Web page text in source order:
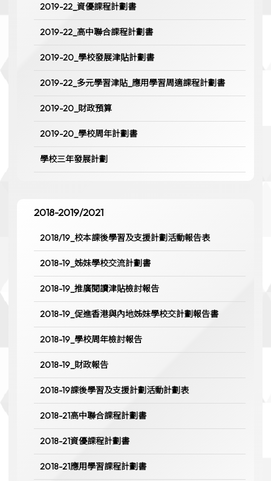
2019-22_資優課程計劃書
2019-22_高中聯合課程計劃書
2019-20_學校發展津貼計劃書
2019-22_多元學習津貼_應用學習周適課程計劃書
2019-20_財政預算
2019-20_學校周年計劃書
學校三年發展計劃
2018-2019/2021
2018/19_校本課後學習及支援計劃活動報告表
2018-19_姊妹學校交流計劃書
2018-19_推廣閱讀津貼檢討報告
2018-19_促進香港與內地姊妹學校交計劃報告書
2018-19_學校周年檢討報告
2018-19_財政報告
2018-19課後學習及支援計劃活動計劃表
2018-21高中聯合課程計劃書
2018-21資優課程計劃書
2018-21應用學習課程計劃書